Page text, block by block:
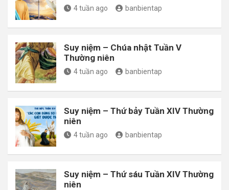
4 tuần ago banbientap
Suy niệm – Chúa nhật Tuần V
Thường niên
4 tuần ago banbientap
Suy niệm – Thứ bảy Tuần XIV Thường
niên
4 tuần ago banbientap
Suy niệm – Thứ sáu Tuần XIV Thường
niên